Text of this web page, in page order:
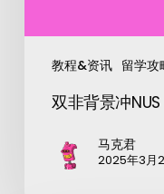
教程&资讯 留学
双非背景冲
马克君
2025年3月